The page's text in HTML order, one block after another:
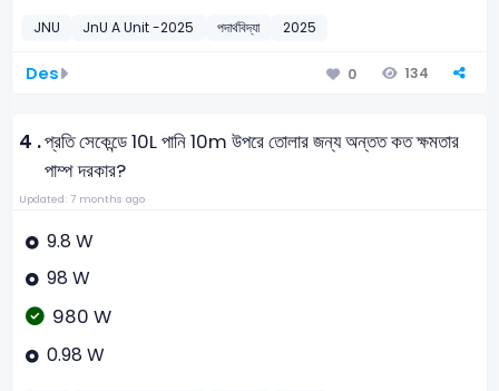
JNU JnU A Unit -2025 পদার্থবিদ্যা 2025
Des 0 134
4 .প্রতি সেকেন্ডে 10L পানি 10m উপরে তোলার জন্য অন্তত কত ক্ষমতার
পাম্প দরকার?
Updated: 7 months ago
9.8 W
98 W
980 W
0.98 W